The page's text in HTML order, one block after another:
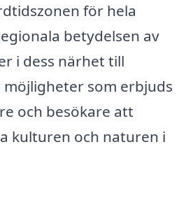
för hela
betydelsen av
i dess närhet till
möjligheter som erbjuds
och besökare att
kulturen och naturen i